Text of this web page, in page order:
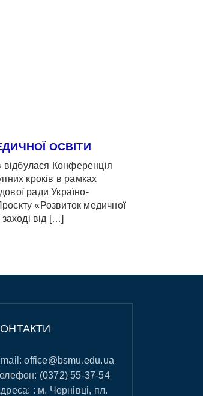
ОСВІТИ
відбулася Конференція
кроків в рамках
ради Україно-
«Розвиток медичної
від […]
office@bsmu.edu.ua
(0372) 55-37-54
: м. Чернівці, пл.